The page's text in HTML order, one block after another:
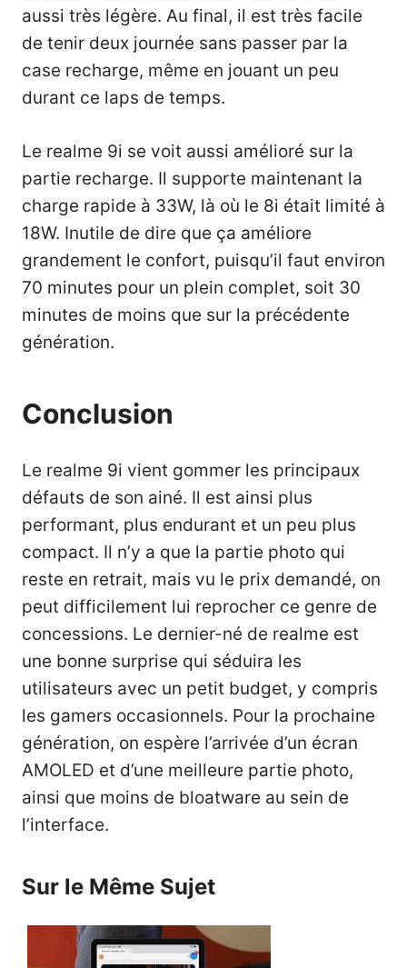
aussi très légère. Au final, il est très facile
de tenir deux journée sans passer par la
case recharge, même en jouant un peu
durant ce laps de temps.
Le realme 9i se voit aussi amélioré sur la
partie recharge. Il supporte maintenant la
charge rapide à 33W, là où le 8i était limité à
18W. Inutile de dire que ça améliore
grandement le confort, puisqu’il faut environ
70 minutes pour un plein complet, soit 30
minutes de moins que sur la précédente
génération.
Conclusion
Le realme 9i vient gommer les principaux
défauts de son ainé. Il est ainsi plus
performant, plus endurant et un peu plus
compact. Il n’y a que la partie photo qui
reste en retrait, mais vu le prix demandé, on
peut difficilement lui reprocher ce genre de
concessions. Le dernier-né de realme est
une bonne surprise qui séduira les
utilisateurs avec un petit budget, y compris
les gamers occasionnels. Pour la prochaine
génération, on espère l’arrivée d’un écran
AMOLED et d’une meilleure partie photo,
ainsi que moins de bloatware au sein de
l’interface.
Sur le Même Sujet